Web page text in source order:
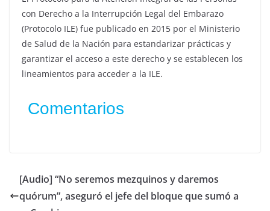
con Derecho a la Interrupción Legal del Embarazo
(Protocolo ILE) fue publicado en 2015 por el Ministerio
de Salud de la Nación para estandarizar prácticas y
garantizar el acceso a este derecho y se establecen los
lineamientos para acceder a la ILE.
Comentarios
[Audio] “No seremos mezquinos y daremos
quórum”, aseguró el jefe del bloque que sumó a